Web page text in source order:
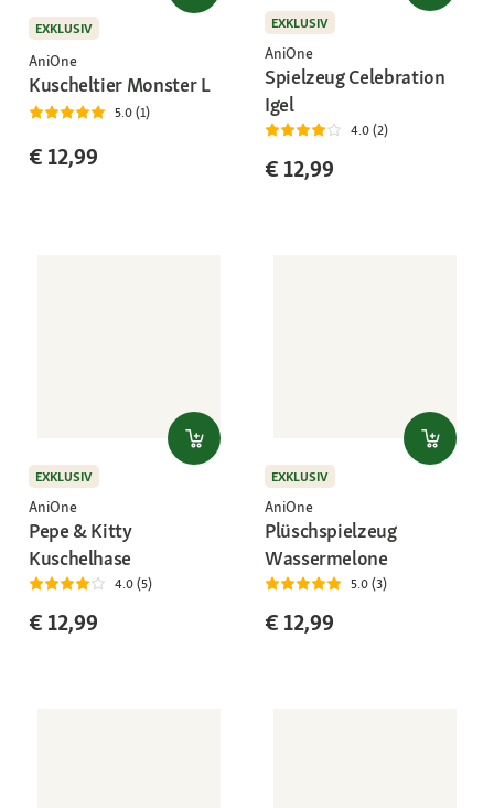
EXKLUSIV
AniOne
Kuscheltier Monster L
5.0 (1)
€ 12,99
EXKLUSIV
AniOne
Spielzeug Celebration
Igel
4.0 (2)
€ 12,99
EXKLUSIV
AniOne
Pepe & Kitty
Kuschelhase
4.0 (5)
€ 12,99
EXKLUSIV
AniOne
Plüschspielzeug
Wassermelone
5.0 (3)
€ 12,99